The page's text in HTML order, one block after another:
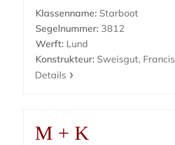
Klassenname: Starboot
Segelnummer: 3812
Werft: Lund
Konstrukteur: Sweisgut, Francis
Details
M + K